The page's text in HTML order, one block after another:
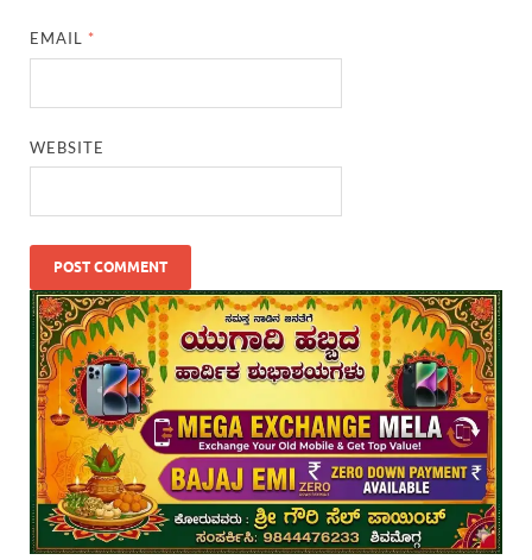
EMAIL *
WEBSITE